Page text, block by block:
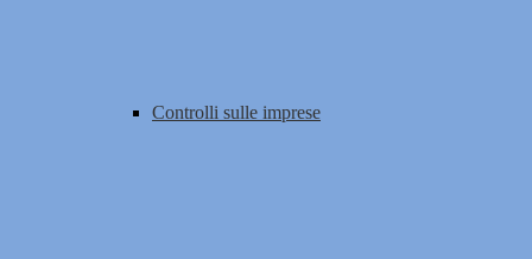
Controlli sulle imprese